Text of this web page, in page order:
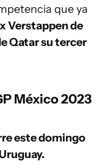
que ya
Verstappen de
Qatar su tercer
México 2023
este domingo